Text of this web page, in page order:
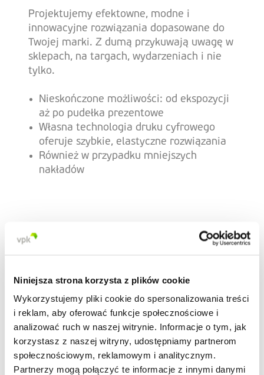
Niniejsza strona korzysta z plików cookie
Wykorzystujemy pliki cookie do spersonalizowania treści
i reklam, aby oferować funkcje społecznościowe i
analizować ruch w naszej witrynie. Informacje o tym, jak
korzystasz z naszej witryny, udostępniamy partnerom
społecznościowym, reklamowym i analitycznym.
Partnerzy mogą połączyć te informacje z innymi danymi
Projektujemy efektowne, modne i
innowacyjne rozwiązania dopasowane do
Twojej marki. Z dumą przykuwają uwagę w
sklepach, na targach, wydarzeniach i nie
tylko.
Nieskończone możliwości: od ekspozycji
aż po pudełka prezentowe
Własna technologia druku cyfrowego
oferuje szybkie, elastyczne rozwiązania
Również w przypadku mniejszych
nakładów
Innowacyjne rozwiązania
VPK, która zrzesza
80 doświadczonych
konstruktorów z 11 krajów
społeczność ekspertów tworzy ponad 20
000 innowacyjnych projektów opakowań
każdego roku. Dzięki tej wiedzy i
doświadczeniu możemy zagwarantować
najwyższą jakość każdego projektu.